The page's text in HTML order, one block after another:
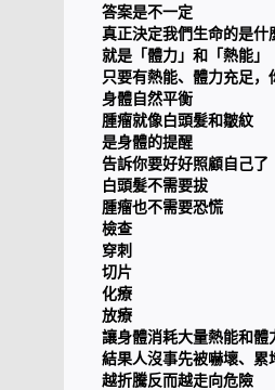
答案是不一定
真正決定我們生命的是什
就是「體力」和「熱能」
只要有熱能、體力充足，
身體自然平衡
腫瘤就像白頭髮和皺紋
是身體的提醒
告訴你要好好照顧自己了
白頭髮不需要拔
腫瘤也不需要恐慌
檢查
穿刺
切片
化療
放療
讓身體消耗大量熱能和體
結果人沒事先被嚇壞、累
越折騰反而越走向危險